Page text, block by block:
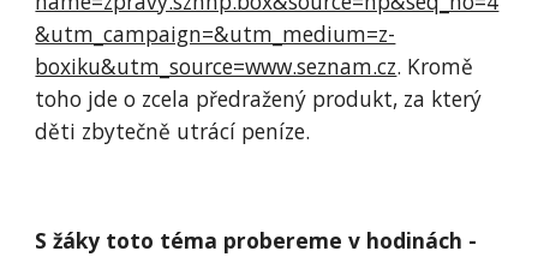
&utm_campaign=&utm_medium=z-
boxiku&utm_source=www.seznam.cz. Kromě
toho jde o zcela předražený produkt, za který
děti zbytečně utrácí peníze.
S žáky toto téma probereme v hodinách -